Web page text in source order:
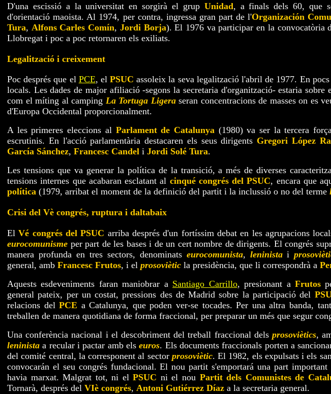
D'una escissió a la universitat en sorgirà el grup Unidad, a finals dels 60, que
d'orientació maoista. Al 1974, per contra, ingressa gran part de l'Organización
Tura, Alfons Carles Comín, Jordi Borja). El 1976 va participar en la convocatòria
Llobregat i poc a poc retornaren els exiliats.
Legalització i creixement
Poc després que el PCE, elPSUC assoleix la seva legalització l'abril de 1977. En
locals. Les dades de major afiliació -segons la secretaria d'organització- estaria
com el míting al camping La Tortuga Ligeraseran concentracions de masses on es
d'Europa Occidental proporcionalment.
A les primeres eleccions al Parlament de Catalunya(1980) va ser la tercera
escrutinis. En l'acció parlamentària destacaren els seus dirigents Gregori López
García Sánchez, Francesc Candel i Jordi Solé Tura.
Les tensions que va generar la política de la transició, a més de diverses
tensions internes que acabaran esclatant al cinqué congrés del PSUC, encara que
política (1979, arribat el moment de la definició del partit i la inclussió o no del terme
Crisi del Vè congrés, ruptura i daltabaix
ElVé congrés del PSUC arriba després d'un fortíssim debat en les agrupacions
eurocomunisme per part de les bases i de un cert nombre de dirigents. El congrés
manera profunda en tres sectors, denominats eurocomunista, leninistai
general, amb Francesc Frutos, i el prosoviètic la presidència, que li correspondrà a
Aquests esdeveniments faran maniobrar a Santiago Carrillo, presionant a Frutos
general pateix, per un costat, pressions des de Madrid sobre la participació del
relacions delPCE a Catalunya, que poden ver-se tocades. Per una altra banda,
treballen de manera quotidiana de forma fraccional, per preparar un més que segur
Una conferència nacional i el descobriment del treball fraccional delsprosoviètics,
leninista a recular i pactar amb elseuros. Els documents fraccionals porten a
del comité central, la corresponent al sector prosoviètic. El 1982, els expulsats i els
convocarán el seu congrés fundacional. El nou partit s'emportará una part
havia marxat. Malgrat tot, ni elPSUC ni el nou Partit dels Comunistes de
Tornarà, després del VIè congrés, Antoni Gutiérrez Díaz a la secretaria general.